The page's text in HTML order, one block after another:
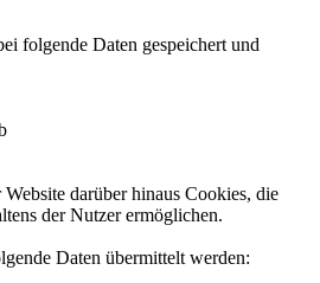
folgende Daten gespeichert und
darüber hinaus Cookies, die
der Nutzer ermöglichen.
Daten übermittelt werden: